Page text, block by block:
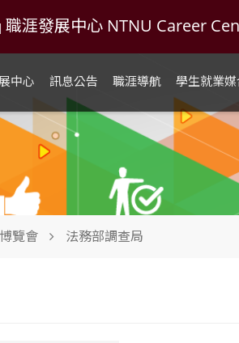
| 職涯發展中心 NTNU Career
中心 訊息公告 職涯導航 學生就業
覽會 法務部調查局